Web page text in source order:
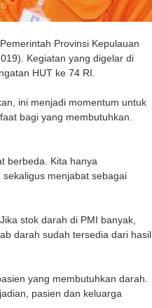
Provinsi Kepulauan
Kegiatan yang digelar di
HUT ke 74 RI.
ini menjadi momentum untuk
bagi yang membutuhkan.
berbeda. Kita hanya
menjabat sebagai
stok darah di PMI banyak,
darah sudah tersedia dari hasil
yang membutuhkan darah.
pasien dan keluarga